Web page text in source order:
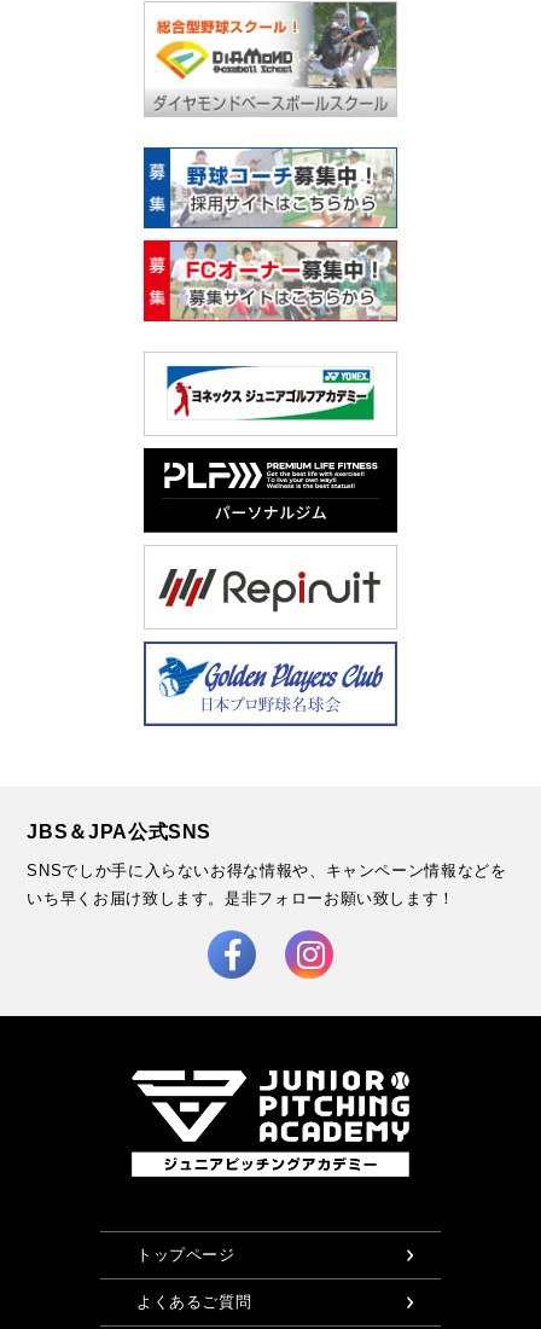
JBS＆JPA公式SNS
SNSでしか手に入らないお得な情報や、キャンペーン情報などを
いち早くお届け致します。是非フォローお願い致します！
トップページ
よくあるご質問